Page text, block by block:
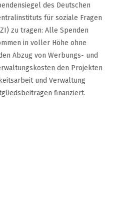
des Deutschen
für soziale Fragen
zu tragen: Alle Spenden
in voller Höhe ohne
Abzug von Werbungs- und
den Projekten
und Verwaltung
finanziert.